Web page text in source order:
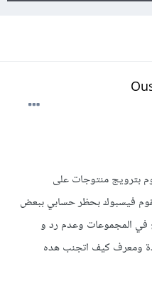
بترويج منتوجات على
فيسبوك بحظر حسابي ببعض
في المجموعات وعدم رد و
ومعرف كيف اتجنب هده